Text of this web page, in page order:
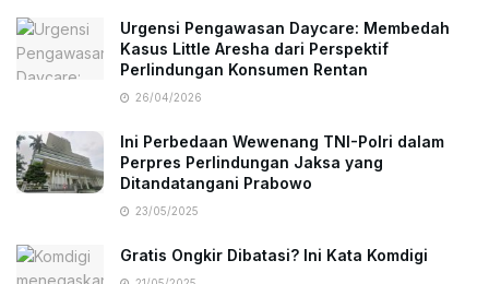
Urgensi Pengawasan Daycare: Membedah
Kasus Little Aresha dari Perspektif
Perlindungan Konsumen Rentan
26/04/2026
Ini Perbedaan Wewenang TNI-Polri dalam
Perpres Perlindungan Jaksa yang
Ditandatangani Prabowo
23/05/2025
Gratis Ongkir Dibatasi? Ini Kata Komdigi